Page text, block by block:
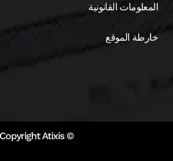
المعلومات القانونية
خارطة الموقع
© Copyright Atixis